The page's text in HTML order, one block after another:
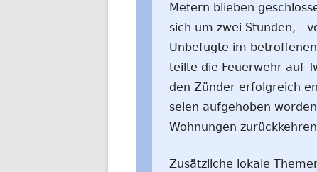
Metern blieben
sich um zwei Stunden, -
Unbefugte im
teilte die Feuerwehr auf
den Zünder erfolgreich
seien aufgehoben
Wohnungen
Zusätzliche lokale